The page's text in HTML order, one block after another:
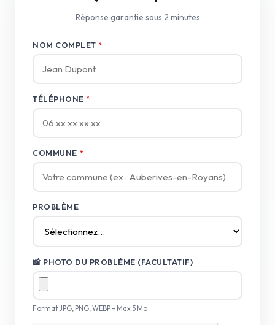
Réponse garantie sous 2 minutes
NOM COMPLET *
TÉLÉPHONE *
COMMUNE *
PROBLÈME
📸 PHOTO DU PROBLÈME (FACULTATIF)
Format JPG, PNG, WEBP - Max 5 Mo